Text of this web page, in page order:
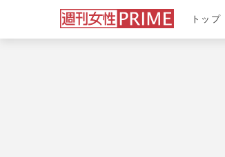
トップ